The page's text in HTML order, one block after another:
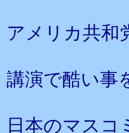
アメリカ共和
講演で酷い事
日本のマス